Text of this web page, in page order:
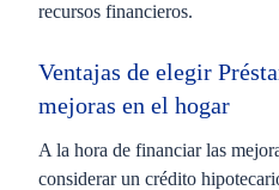
recursos financieros.
Ventajas de elegir
mejoras en el hogar
A la hora de financiar las
considerar un crédito